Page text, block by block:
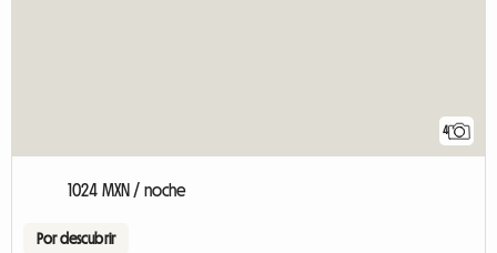
4
1024 MXN / noche
Por descubrir